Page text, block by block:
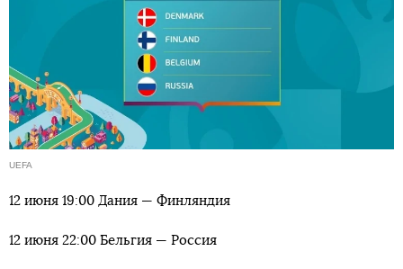
UEFA
12 июня 19:00 Дания — Финляндия
12 июня 22:00 Бельгия — Россия